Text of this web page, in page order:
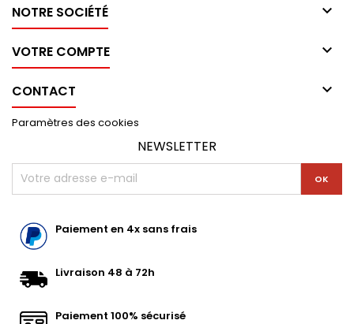
NOTRE SOCIÉTÉ 
VOTRE COMPTE 
CONTACT 
Paramètres des cookies
NEWSLETTER
Paiement en 4x sans frais
Livraison 48 à 72h
Paiement 100% sécurisé